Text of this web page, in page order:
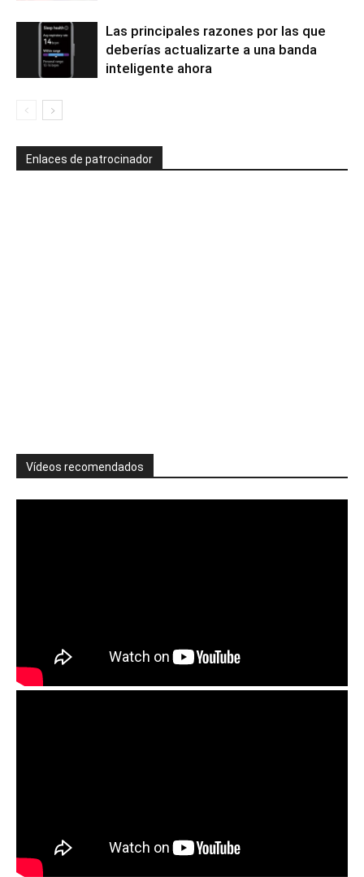
Las principales razones por las que
deberías actualizarte a una banda
inteligente ahora
Enlaces de patrocinador
Vídeos recomendados